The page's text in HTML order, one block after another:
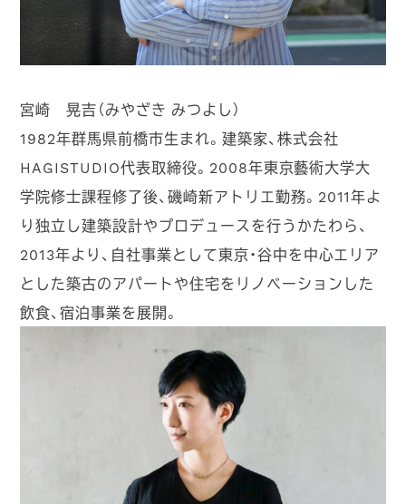
宮崎 晃吉（みやざき みつよし）
1982年群馬県前橋市生まれ。建築家、株式会社
HAGISTUDIO代表取締役。2008年東京藝術大学大
学院修士課程修了後、磯崎新アトリエ勤務。2011年よ
り独立し建築設計やプロデュースを行うかたわら、
2013年より、自社事業として東京・谷中を中心エリア
とした築古のアパートや住宅をリノベーションした
飲食、宿泊事業を展開。